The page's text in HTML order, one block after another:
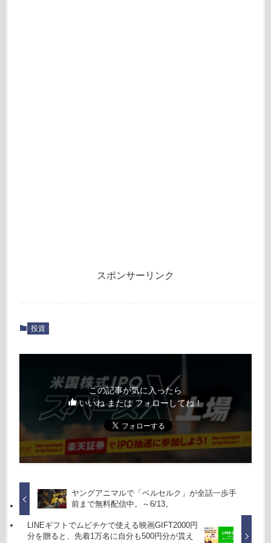
スポンサーリンク
投資
この記事が気に入ったら
いいね または フォローしてね！
ヤングアニマルで「ベルセルク」が全話一歩手
前まで無料配信中。～6/13。
LINEギフトでムビチケで使える映画GIFT2000円
分を贈ると、先着1万名に自分も500円分が貰え